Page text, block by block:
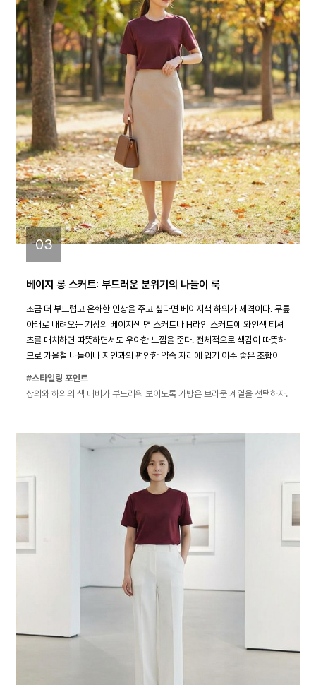
03
베이지 롱 스커트: 부드러운 분위기의 나들이 룩
조금 더 부드럽고 온화한 인상을 주고 싶다면 베이지색 하의가 제격이다. 무릎
아래로 내려오는 기장의 베이지색 면 스커트나 H라인 스커트에 와인색 티셔
츠를 매치하면 따뜻하면서도 우아한 느낌을 준다. 전체적으로 색감이 따뜻하
므로 가을철 나들이나 지인과의 편안한 약속 자리에 입기 아주 좋은 조합이
#스타일링 포인트
상의와 하의의 색 대비가 부드러워 보이도록 가방은 브라운 계열을 선택하자.